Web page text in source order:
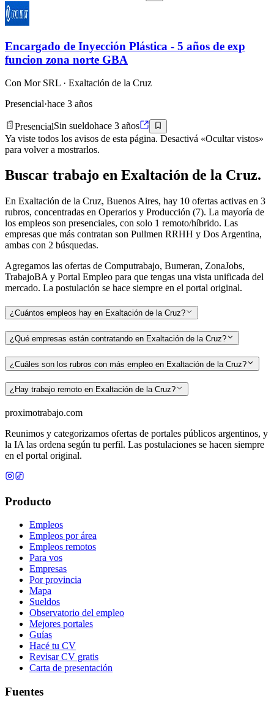
Encargado de Inyección Plástica - 5 años de exp
funcion zona norte GBA
Con Mor SRL · Exaltación de la Cruz
Presencial·hace 3 años
PresencialSin sueldohace 3 años
Ya viste todos los avisos de esta página. Desactivá «Ocultar vistos»
para volver a mostrarlos.
Buscar trabajo en Exaltación de la Cruz.
En Exaltación de la Cruz, Buenos Aires, hay 10 ofertas activas en 3
rubros, concentradas en Operarios y Producción (7). La mayoría de
los empleos son presenciales, con solo 1 remoto/híbrido. Las
empresas que más contratan son Pullmen RRHH y Dos Argentina,
ambas con 2 búsquedas.
Agregamos las ofertas de Computrabajo, Bumeran, ZonaJobs,
TrabajoBA y Portal Empleo para que tengas una vista unificada del
mercado. La postulación se hace siempre en el portal original.
¿Cuántos empleos hay en Exaltación de la Cruz?
¿Qué empresas están contratando en Exaltación de la Cruz?
¿Cuáles son los rubros con más empleo en Exaltación de la Cruz?
¿Hay trabajo remoto en Exaltación de la Cruz?
proximotrabajo.com
Reunimos y categorizamos ofertas de portales públicos argentinos, y
la IA las ordena según tu perfil. Las postulaciones se hacen siempre
en el portal original.
Producto
Empleos
Empleos por área
Empleos remotos
Para vos
Empresas
Por provincia
Mapa
Sueldos
Observatorio del empleo
Mejores portales
Guías
Hacé tu CV
Revisar CV gratis
Carta de presentación
Fuentes